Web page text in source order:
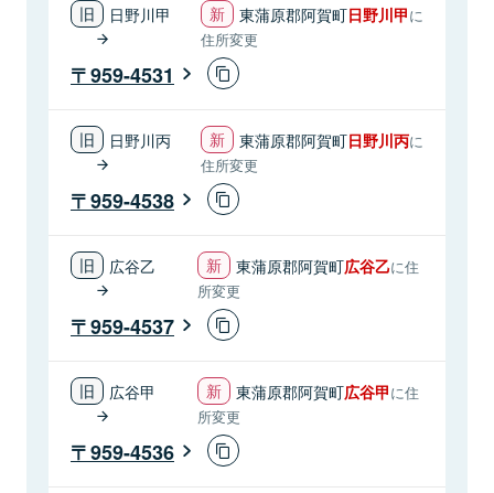
日野川甲 東蒲原郡阿賀町日野川甲に
住所変更
959-4531
日野川丙 東蒲原郡阿賀町日野川丙に
住所変更
959-4538
広谷乙 東蒲原郡阿賀町広谷乙に住
所変更
959-4537
広谷甲 東蒲原郡阿賀町広谷甲に住
所変更
959-4536